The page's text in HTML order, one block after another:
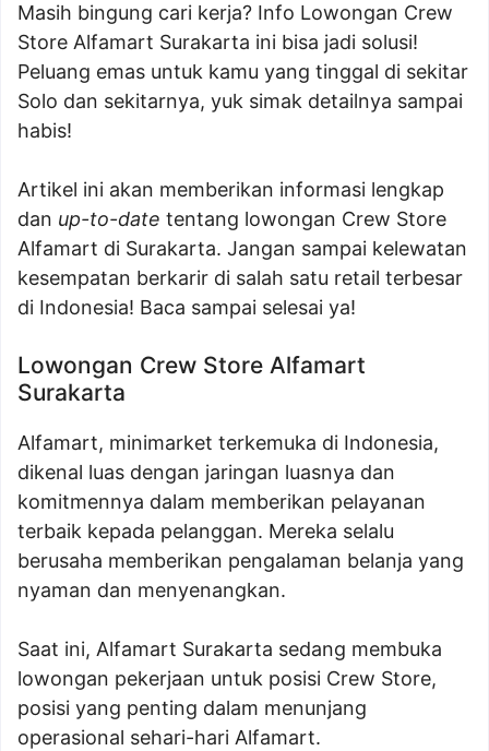
Masih bingung cari kerja? Info Lowongan Crew
Store Alfamart Surakarta ini bisa jadi solusi!
Peluang emas untuk kamu yang tinggal di sekitar
Solo dan sekitarnya, yuk simak detailnya sampai
habis!
Artikel ini akan memberikan informasi lengkap
dan up-to-date tentang lowongan Crew Store
Alfamart di Surakarta. Jangan sampai kelewatan
kesempatan berkarir di salah satu retail terbesar
di Indonesia! Baca sampai selesai ya!
Lowongan Crew Store Alfamart
Surakarta
Alfamart, minimarket terkemuka di Indonesia,
dikenal luas dengan jaringan luasnya dan
komitmennya dalam memberikan pelayanan
terbaik kepada pelanggan. Mereka selalu
berusaha memberikan pengalaman belanja yang
nyaman dan menyenangkan.
Saat ini, Alfamart Surakarta sedang membuka
lowongan pekerjaan untuk posisi Crew Store,
posisi yang penting dalam menunjang
operasional sehari-hari Alfamart.